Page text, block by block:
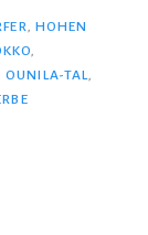
, HOHEN
,
OUNILA-TAL,